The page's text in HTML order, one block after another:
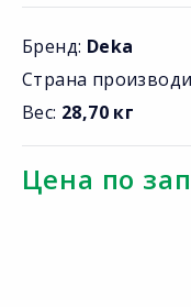
Бренд: Deka
Страна
Вес: 28,70 кг
Цена по